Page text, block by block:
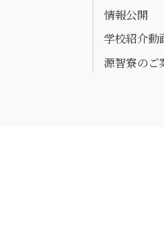
情報公開
学校紹介動
源智寮のご